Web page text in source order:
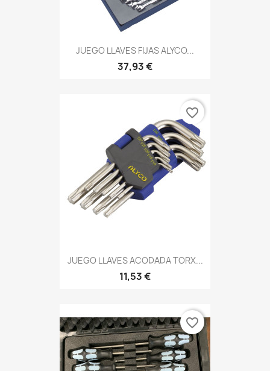
JUEGO LLAVES FIJAS ALYCO...
37,93 €
JUEGO LLAVES ACODADA TORX...
11,53 €
favorite_border
favorite_border